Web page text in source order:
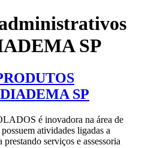
SP
SP
é inovadora na área de
atividades ligadas a
serviços e assessoria